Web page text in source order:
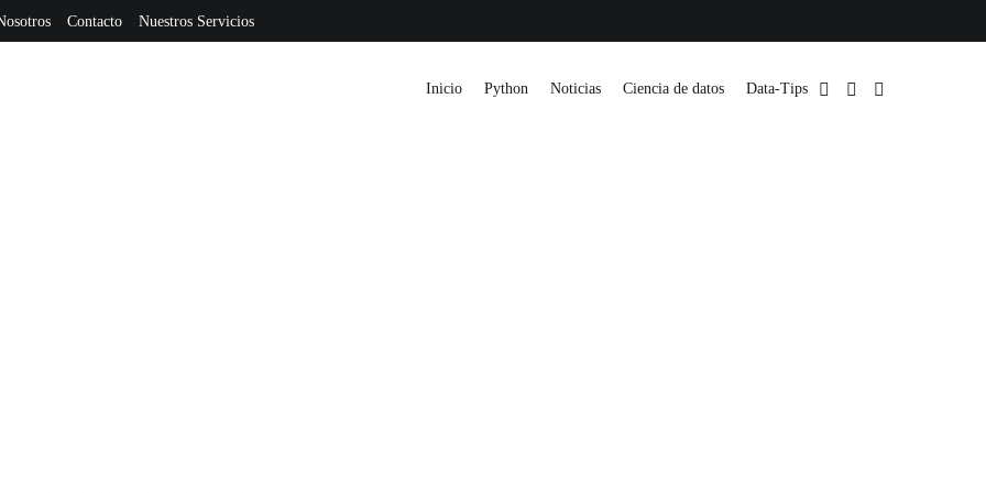
Contacto Nuestros Servicios
Inicio Python Noticias Ciencia de datos Data-Tips